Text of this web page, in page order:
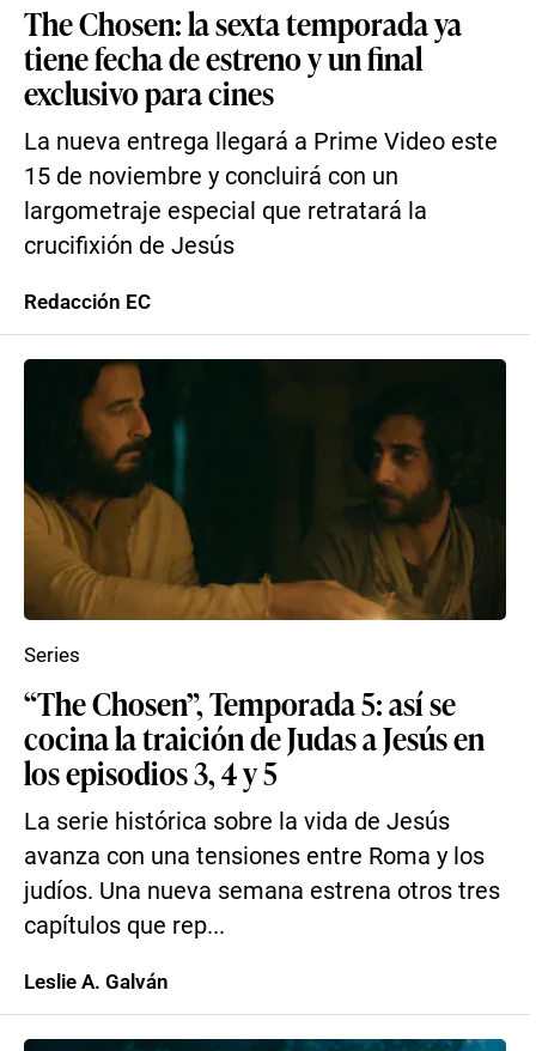
The Chosen: la sexta temporada ya
tiene fecha de estreno y un final
exclusivo para cines
La nueva entrega llegará a Prime Video este
15 de noviembre y concluirá con un
largometraje especial que retratará la
crucifixión de Jesús
Redacción EC
“The Chosen”, Temporada 5: así se
cocina la traición de Judas a Jesús en
los episodios 3, 4 y 5
La serie histórica sobre la vida de Jesús
avanza con una tensiones entre Roma y los
judíos. Una nueva semana estrena otros tres
capítulos que rep...
Series
Leslie A. Galván